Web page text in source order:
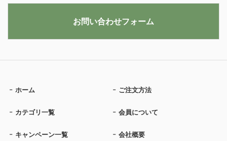
ホーム ご注文方法
カテゴリ一覧 会員について
キャンペーン一覧 会社概要
お問い合わせフォーム